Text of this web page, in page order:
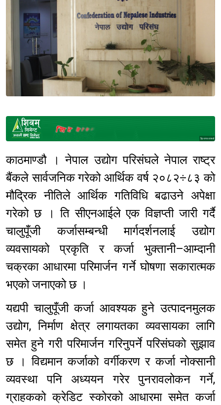
Sponsored
काठमाण्डौ । नेपाल उद्योग परिसंघले नेपाल राष्ट्र
बैंकले सार्वजनिक गरेको आर्थिक वर्ष २०८२÷८३ को
मौद्रिक नीतिले आर्थिक गतिविधि बढाउने अपेक्षा
गरेको छ । ति सीएनआईले एक विज्ञप्ती जारी गर्दै
चालुपूँजी कर्जासम्बन्धी मार्गदर्शनलाई उद्योग
व्यवसायको प्रकृति र कर्जा भुक्तानी–आम्दानी
चक्रका आधारमा परिमार्जन गर्ने घोषणा सकारात्मक
भएको जनाएको छ ।
यद्यपी चालुपूँजी कर्जा आवश्यक हुने उत्पादनमुलक
उद्योग, निर्माण क्षेत्र लगायतका व्यवसायका लागि
समेत हुने गरी परिमार्जन गरिनुपर्ने परिसंघको सुझाव
छ । विद्यमान कर्जाको वर्गीकरण र कर्जा नोक्सानी
व्यवस्था पनि अध्ययन गरेर पुनरावलोकन गर्ने,
ग्राहकको क्रेडिट स्कोरको आधारमा समेत कर्जा